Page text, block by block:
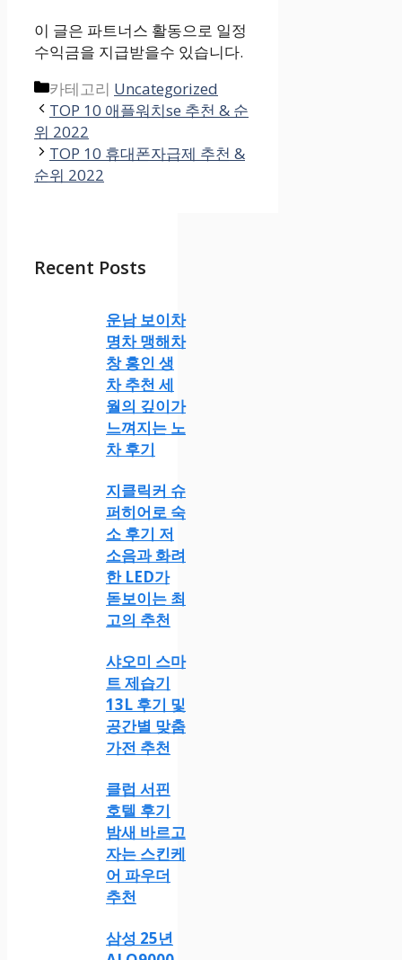
이 글은 파트너스 활동으로 일정
수익금을 지급받을수 있습니다.
카테고리 Uncategorized
TOP 10 애플워치se 추천 & 순
위 2022
TOP 10 휴대폰자급제 추천 &
순위 2022
Recent Posts
운남 보이차
명차 맹해차
창 홍인 생
차 추천 세
월의 깊이가
느껴지는 노
차 후기
지클릭커 슈
퍼히어로 숙
소 후기 저
소음과 화려
한 LED가
돋보이는 최
고의 추천
샤오미 스마
트 제습기
13L 후기 및
공간별 맞춤
가전 추천
클럽 서핀
호텔 후기
밤새 바르고
자는 스킨케
어 파우더
추천
삼성 25년